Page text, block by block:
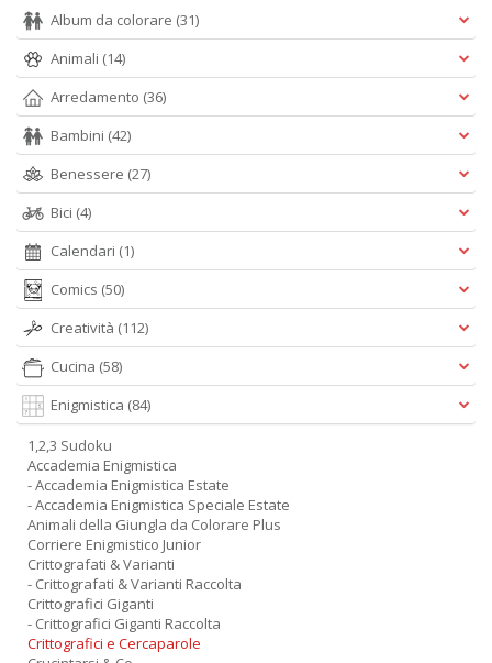
Album da colorare (31)
Animali (14)
Arredamento (36)
Bambini (42)
Benessere (27)
Bici (4)
Calendari (1)
Comics (50)
Creatività (112)
Cucina (58)
Enigmistica (84)
1,2,3 Sudoku
Accademia Enigmistica
- Accademia Enigmistica Estate
- Accademia Enigmistica Speciale Estate
Animali della Giungla da Colorare Plus
Corriere Enigmistico Junior
Crittografati & Varianti
- Crittografati & Varianti Raccolta
Crittografici Giganti
- Crittografici Giganti Raccolta
Crittografici e Cercaparole